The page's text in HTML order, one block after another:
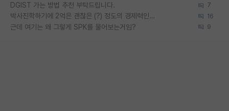
DGIST 가는 방법 추천 부탁드립니다. 7
박사진학하기에 2억은 괜찮은 (?) 정도의 경제력인가요 16
근데 여기는 왜 그렇게 SPK를 물어보는거임? 9